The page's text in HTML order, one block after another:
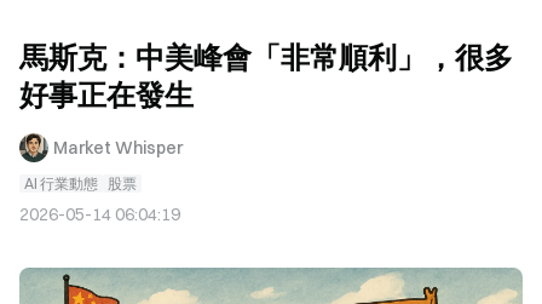
馬斯克：中美峰會「非常順利」，很多
好事正在發生
Market Whisper
AI 行業動態 股票
2026-05-14 06:04:19